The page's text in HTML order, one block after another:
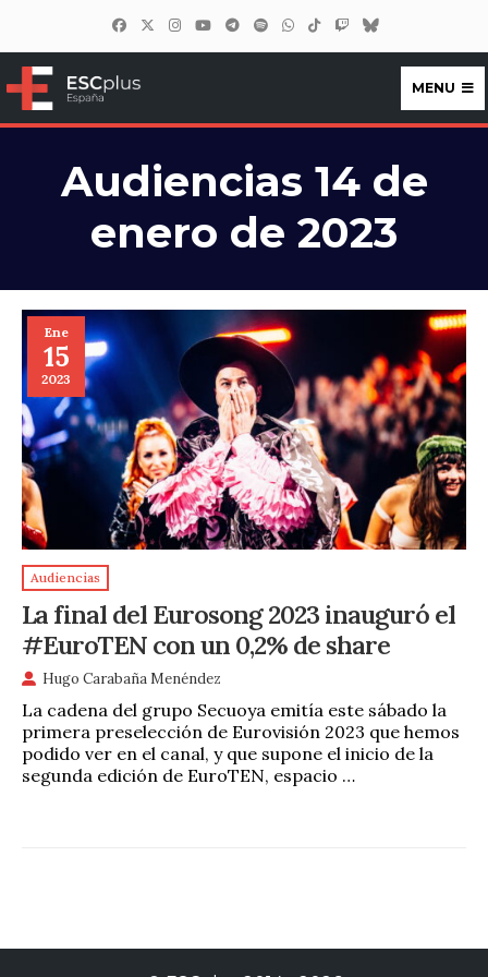
ESCplus España
MENU
Audiencias 14 de
enero de 2023
Ene
15
2023
Audiencias
La final del Eurosong 2023 inauguró el
#EuroTEN con un 0,2% de share
Hugo Carabaña Menéndez
La cadena del grupo Secuoya emitía este sábado la
primera preselección de Eurovisión 2023 que hemos
podido ver en el canal, y que supone el inicio de la
segunda edición de EuroTEN, espacio …